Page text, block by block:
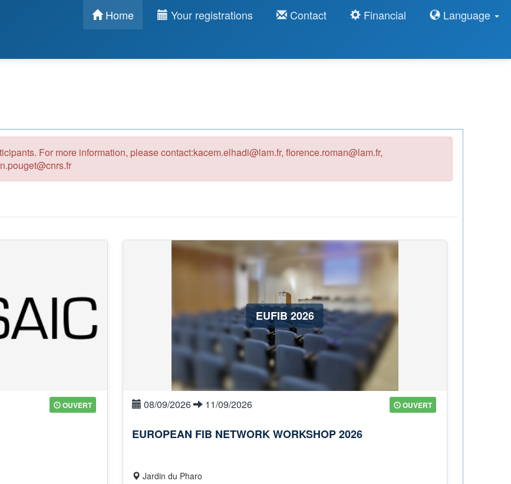
Home Your registrations Contact Financial Language
For more information, please contact:kacem.elhadi@lam.fr, florence.roman@lam.fr,
OUVERT
EUFIB 2026
08/09/2026 11/09/2026 OUVERT
EUROPEAN FIB NETWORK WORKSHOP 2026
Jardin du Pharo